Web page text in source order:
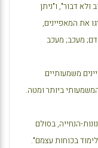
דבור", ו"ניתן
את המאפיינים,
מעכב; מעכב
משמעותיים
ביותר ומטה.
סגנונות-הנחייה, בסולם